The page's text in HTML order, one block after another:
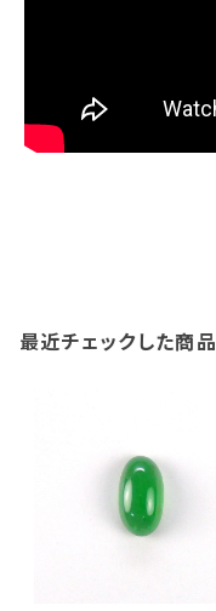
最近チェックした商品